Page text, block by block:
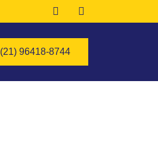
(21) 96418-8744